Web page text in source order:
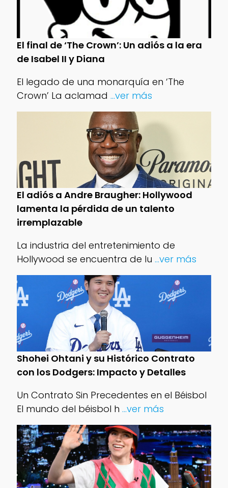
El final de ‘The Crown’: Un adiós a la era
de Isabel II y Diana
El legado de una monarquía en ‘The
Crown’ La aclamad ...ver más
El adiós a Andre Braugher: Hollywood
lamenta la pérdida de un talento
irremplazable
La industria del entretenimiento de
Hollywood se encuentra de lu ...ver más
Shohei Ohtani y su Histórico Contrato
con los Dodgers: Impacto y Detalles
Un Contrato Sin Precedentes en el Béisbol
El mundo del béisbol h ...ver más